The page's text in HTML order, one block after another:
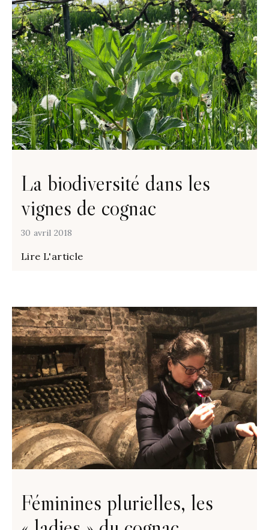
La biodiversité dans les
vignes de cognac
30 avril 2018
Lire L'article
Féminines plurielles, les